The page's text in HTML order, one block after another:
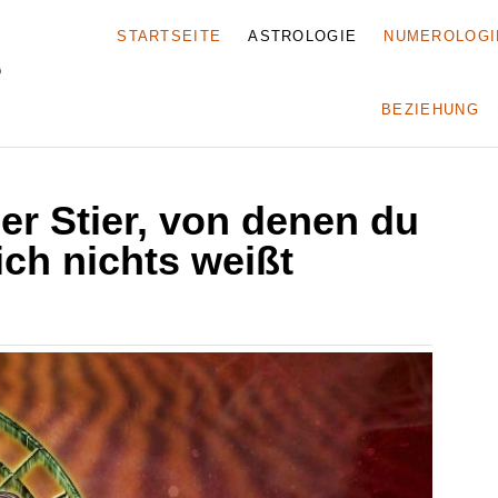
STARTSEITE ASTROLOGIE
BEZIEHUNG
Stier, von denen du
nichts weißt